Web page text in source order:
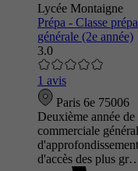
Lycée Montaigne
Prépa - Classe
générale (2e année)
3.0
1 avis
Paris 6e 75006
Deuxième année
commerciale
d'accès des plus